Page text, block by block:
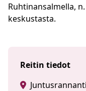
Ruhtinansalmella,
keskustasta.
Reitin tiedot